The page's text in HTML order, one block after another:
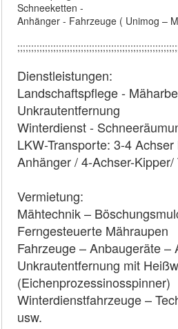
Schneeketten -
Anhänger - Fahrzeuge ( Unimog –
Dienstleistungen:
Landschaftspflege -
Unkrautentfernung
Winterdienst -
LKW-Transporte: 3-4
Anhänger / 4-Achser-
Vermietung:
Mähtechnik –
Ferngesteuerte Mähraupen
Fahrzeuge – Anbaugeräte –
Unkrautentfernung mit
(Eichenprozessinosspinner)
Winterdienstfahrzeuge –
usw.